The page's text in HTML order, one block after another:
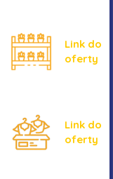
Link do
oferty
Link do
oferty